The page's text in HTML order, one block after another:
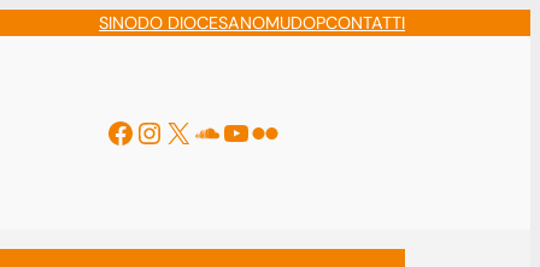
SINODO DIOCESANOMUDOPCONTATTI
Facebook
Instagram
X Soundcloud
YouTube
Flickr